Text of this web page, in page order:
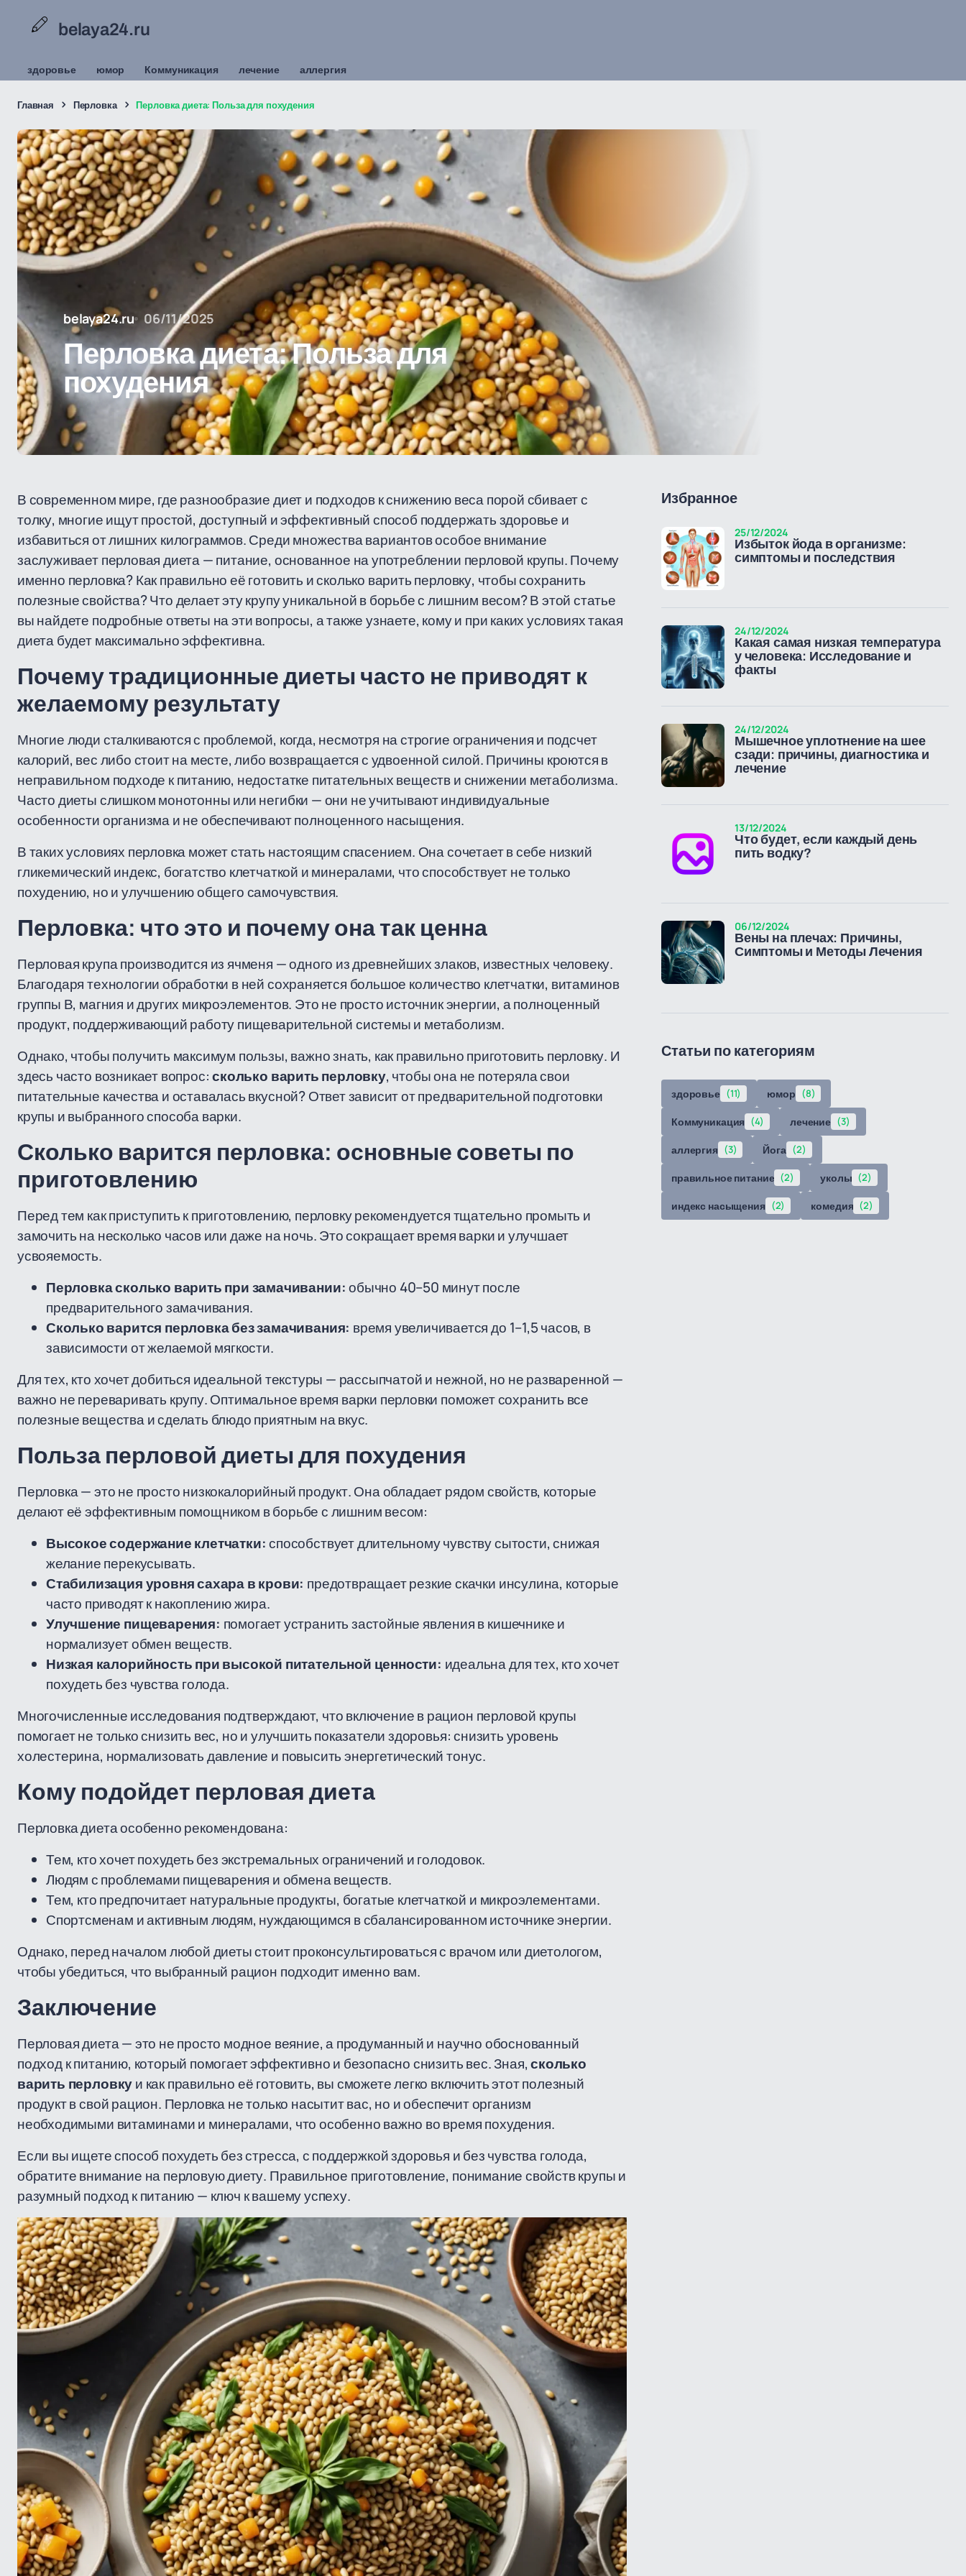
belaya24.ru
здоровье юмор Коммуникация лечение аллергия
Главная Перловка Перловка диета: Польза для похудения
belaya24.ru 06/11/2025
Перловка диета: Польза для
похудения
В современном мире, где разнообразие диет и подходов к снижению веса порой сбивает с
толку, многие ищут простой, доступный и эффективный способ поддержать здоровье и
избавиться от лишних килограммов. Среди множества вариантов особое внимание
заслуживает перловая диета — питание, основанное на употреблении перловой крупы. Почему
именно перловка? Как правильно её готовить и сколько варить перловку, чтобы сохранить
полезные свойства? Что делает эту крупу уникальной в борьбе с лишним весом? В этой статье
вы найдете подробные ответы на эти вопросы, а также узнаете, кому и при каких условиях такая
диета будет максимально эффективна.
Почему традиционные диеты часто не приводят к
желаемому результату
Многие люди сталкиваются с проблемой, когда, несмотря на строгие ограничения и подсчет
калорий, вес либо стоит на месте, либо возвращается с удвоенной силой. Причины кроются в
неправильном подходе к питанию, недостатке питательных веществ и снижении метаболизма.
Часто диеты слишком монотонны или негибки — они не учитывают индивидуальные
особенности организма и не обеспечивают полноценного насыщения.
В таких условиях перловка может стать настоящим спасением. Она сочетает в себе низкий
гликемический индекс, богатство клетчаткой и минералами, что способствует не только
похудению, но и улучшению общего самочувствия.
Перловка: что это и почему она так ценна
Перловая крупа производится из ячменя — одного из древнейших злаков, известных человеку.
Благодаря технологии обработки в ней сохраняется большое количество клетчатки, витаминов
группы В, магния и других микроэлементов. Это не просто источник энергии, а полноценный
продукт, поддерживающий работу пищеварительной системы и метаболизм.
Однако, чтобы получить максимум пользы, важно знать, как правильно приготовить перловку. И
здесь часто возникает вопрос:сколько варить перловку, чтобы она не потеряла свои
питательные качества и оставалась вкусной? Ответ зависит от предварительной подготовки
крупы и выбранного способа варки.
Сколько варится перловка: основные советы по
приготовлению
Перед тем как приступить к приготовлению, перловку рекомендуется тщательно промыть и
замочить на несколько часов или даже на ночь. Это сокращает время варки и улучшает
усвояемость.
Перловка сколько варить при замачивании:обычно 40–50 минут после
предварительного замачивания.
Сколько варится перловка без замачивания: время увеличивается до 1–1,5 часов, в
зависимости от желаемой мягкости.
Для тех, кто хочет добиться идеальной текстуры — рассыпчатой и нежной, но не разваренной —
важно не переваривать крупу. Оптимальное время варки перловки поможет сохранить все
полезные вещества и сделать блюдо приятным на вкус.
Польза перловой диеты для похудения
Перловка — это не просто низкокалорийный продукт. Она обладает рядом свойств, которые
делают её эффективным помощником в борьбе с лишним весом:
Высокое содержание клетчатки:способствует длительному чувству сытости, снижая
желание перекусывать.
Стабилизация уровня сахара в крови: предотвращает резкие скачки инсулина, которые
часто приводят к накоплению жира.
Улучшение пищеварения: помогает устранить застойные явления в кишечнике и
нормализует обмен веществ.
Низкая калорийность при высокой питательной ценности: идеальна для тех, кто хочет
похудеть без чувства голода.
Многочисленные исследования подтверждают, что включение в рацион перловой крупы
помогает не только снизить вес, но и улучшить показатели здоровья: снизить уровень
холестерина, нормализовать давление и повысить энергетический тонус.
Кому подойдет перловая диета
Перловка диета особенно рекомендована:
Тем, кто хочет похудеть без экстремальных ограничений и голодовок.
Людям с проблемами пищеварения и обмена веществ.
Тем, кто предпочитает натуральные продукты, богатые клетчаткой и микроэлементами.
Спортсменам и активным людям, нуждающимся в сбалансированном источнике энергии.
Однако, перед началом любой диеты стоит проконсультироваться с врачом или диетологом,
чтобы убедиться, что выбранный рацион подходит именно вам.
Заключение
Перловая диета — это не просто модное веяние, а продуманный и научно обоснованный
подход к питанию, который помогает эффективно и безопасно снизить вес. Зная,сколько
варить перловкуи как правильно её готовить, вы сможете легко включить этот полезный
продукт в свой рацион. Перловка не только насытит вас, но и обеспечит организм
необходимыми витаминами и минералами, что особенно важно во время похудения.
Если вы ищете способ похудеть без стресса, с поддержкой здоровья и без чувства голода,
обратите внимание на перловую диету. Правильное приготовление, понимание свойств крупы и
разумный подход к питанию — ключ к вашему успеху.
Избранное
Избыток йода в организме:
симптомы и последствия
25/12/2024
Какая самая низкая температура
у человека: Исследование и
факты
24/12/2024
Мышечное уплотнение на шее
сзади: причины, диагностика и
лечение
24/12/2024
Что будет, если каждый день
пить водку?
13/12/2024
Вены на плечах: Причины,
Симптомы и Методы Лечения
06/12/2024
Статьи по категориям
здоровье (11) юмор (8)
Коммуникация (4) лечение (3)
аллергия (3) Йога (2)
правильное питание (2) уколы (2)
индекс насыщения (2) комедия (2)